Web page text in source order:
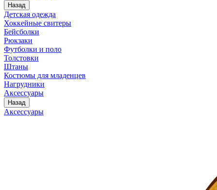
Назад
Детская одежда
Хоккейные свитеры
Бейсболки
Рюкзаки
Футболки и поло
Толстовки
Штаны
Костюмы для младенцев
Нагрудники
Аксессуары
Назад
Аксессуары